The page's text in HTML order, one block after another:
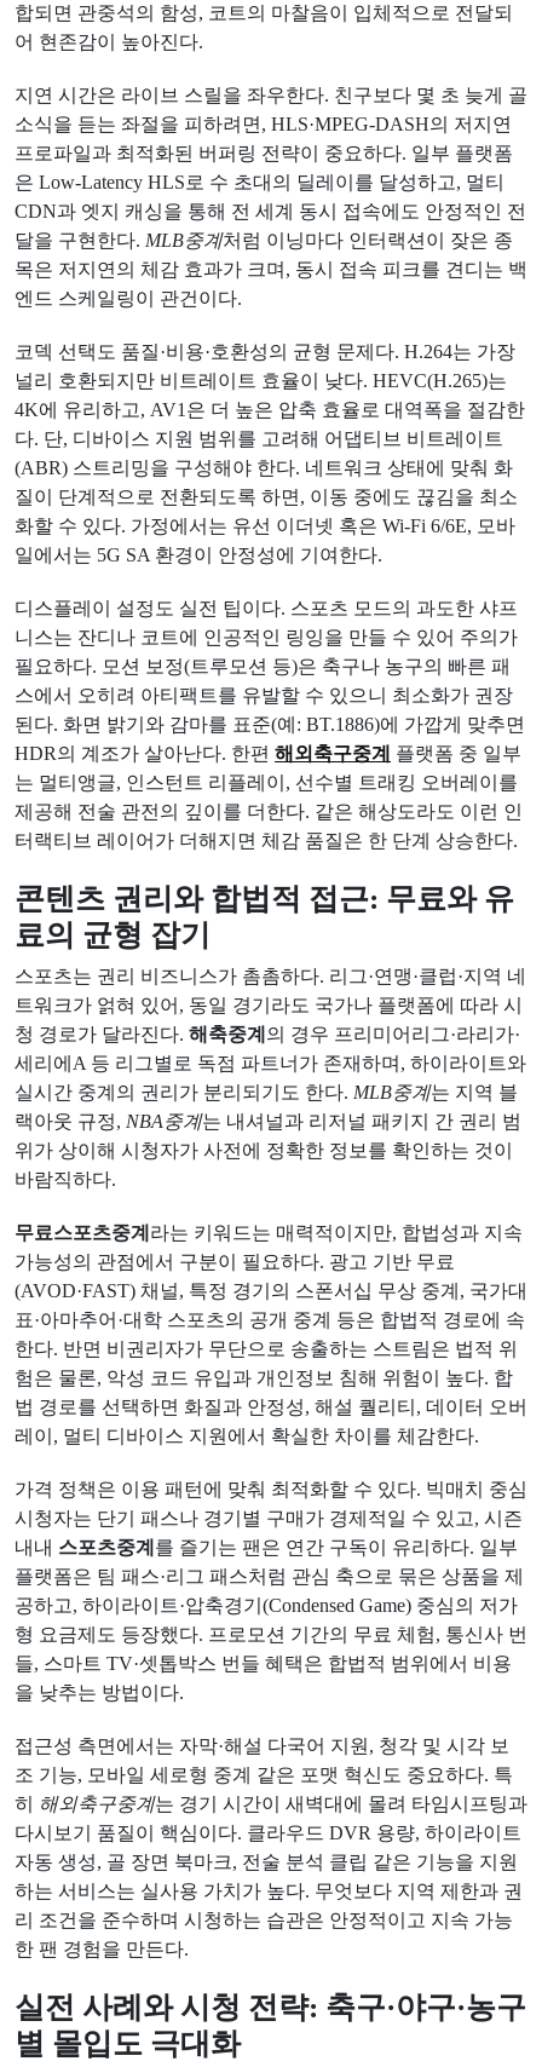
합되면 관중석의 함성, 코트의 마찰음이 입체적으로 전달되
어 현존감이 높아진다.
지연 시간은 라이브 스릴을 좌우한다. 친구보다 몇 초 늦게 골
소식을 듣는 좌절을 피하려면, HLS·MPEG-DASH의 저지연
프로파일과 최적화된 버퍼링 전략이 중요하다. 일부 플랫폼
은 Low-Latency HLS로 수 초대의 딜레이를 달성하고, 멀티
CDN과 엣지 캐싱을 통해 전 세계 동시 접속에도 안정적인 전
달을 구현한다. MLB중계처럼 이닝마다 인터랙션이 잦은 종
목은 저지연의 체감 효과가 크며, 동시 접속 피크를 견디는 백
엔드 스케일링이 관건이다.
코덱 선택도 품질·비용·호환성의 균형 문제다. H.264는 가장
널리 호환되지만 비트레이트 효율이 낮다. HEVC(H.265)는
4K에 유리하고, AV1은 더 높은 압축 효율로 대역폭을 절감한
다. 단, 디바이스 지원 범위를 고려해 어댑티브 비트레이트
(ABR) 스트리밍을 구성해야 한다. 네트워크 상태에 맞춰 화
질이 단계적으로 전환되도록 하면, 이동 중에도 끊김을 최소
화할 수 있다. 가정에서는 유선 이더넷 혹은 Wi‑Fi 6/6E, 모바
일에서는 5G SA 환경이 안정성에 기여한다.
디스플레이 설정도 실전 팁이다. 스포츠 모드의 과도한 샤프
니스는 잔디나 코트에 인공적인 링잉을 만들 수 있어 주의가
필요하다. 모션 보정(트루모션 등)은 축구나 농구의 빠른 패
스에서 오히려 아티팩트를 유발할 수 있으니 최소화가 권장
된다. 화면 밝기와 감마를 표준(예: BT.1886)에 가깝게 맞추면
HDR의 계조가 살아난다. 한편 해외축구중계
플랫폼 중 일부
는 멀티앵글, 인스턴트 리플레이, 선수별 트래킹 오버레이를
제공해 전술 관전의 깊이를 더한다. 같은 해상도라도 이런 인
터랙티브 레이어가 더해지면 체감 품질은 한 단계 상승한다.
콘텐츠 권리와 합법적 접근: 무료와 유
료의 균형 잡기
스포츠는 권리 비즈니스가 촘촘하다. 리그·연맹·클럽·지역 네
트워크가 얽혀 있어, 동일 경기라도 국가나 플랫폼에 따라 시
청 경로가 달라진다. 해축중계 의 경우 프리미어리그·라리가·
세리에A 등 리그별로 독점 파트너가 존재하며, 하이라이트와
실시간 중계의 권리가 분리되기도 한다. MLB중계는 지역 블
랙아웃 규정, NBA중계는 내셔널과 리저널 패키지 간 권리 범
위가 상이해 시청자가 사전에 정확한 정보를 확인하는 것이
바람직하다.
무료스포츠중계 라는 키워드는 매력적이지만, 합법성과 지속
가능성의 관점에서 구분이 필요하다. 광고 기반 무료
(AVOD·FAST) 채널, 특정 경기의 스폰서십 무상 중계, 국가대
표·아마추어·대학 스포츠의 공개 중계 등은 합법적 경로에 속
한다. 반면 비권리자가 무단으로 송출하는 스트림은 법적 위
험은 물론, 악성 코드 유입과 개인정보 침해 위험이 높다. 합
법 경로를 선택하면 화질과 안정성, 해설 퀄리티, 데이터 오버
레이, 멀티 디바이스 지원에서 확실한 차이를 체감한다.
가격 정책은 이용 패턴에 맞춰 최적화할 수 있다. 빅매치 중심
시청자는 단기 패스나 경기별 구매가 경제적일 수 있고, 시즌
내내 스포츠중계 를 즐기는 팬은 연간 구독이 유리하다. 일부
플랫폼은 팀 패스·리그 패스처럼 관심 축으로 묶은 상품을 제
공하고, 하이라이트·압축경기(Condensed Game) 중심의 저가
형 요금제도 등장했다. 프로모션 기간의 무료 체험, 통신사 번
들, 스마트 TV·셋톱박스 번들 혜택은 합법적 범위에서 비용
을 낮추는 방법이다.
접근성 측면에서는 자막·해설 다국어 지원, 청각 및 시각 보
조 기능, 모바일 세로형 중계 같은 포맷 혁신도 중요하다. 특
히
해외축구중계는 경기 시간이 새벽대에 몰려 타임시프팅과
다시보기 품질이 핵심이다. 클라우드 DVR 용량, 하이라이트
자동 생성, 골 장면 북마크, 전술 분석 클립 같은 기능을 지원
하는 서비스는 실사용 가치가 높다. 무엇보다 지역 제한과 권
리 조건을 준수하며 시청하는 습관은 안정적이고 지속 가능
한 팬 경험을 만든다.
실전 사례와 시청 전략: 축구·야구·농구
별 몰입도 극대화